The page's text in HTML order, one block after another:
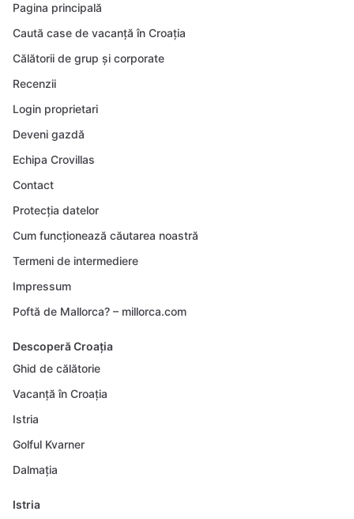
Pagina principală
Caută case de vacanță în Croația
Călătorii de grup și corporate
Recenzii
Login proprietari
Deveni gazdă
Echipa Crovillas
Contact
Protecția datelor
Cum funcționează căutarea noastră
Termeni de intermediere
Impressum
Poftă de Mallorca? – millorca.com
Descoperă Croația
Ghid de călătorie
Vacanță în Croația
Istria
Golful Kvarner
Dalmația
Istria